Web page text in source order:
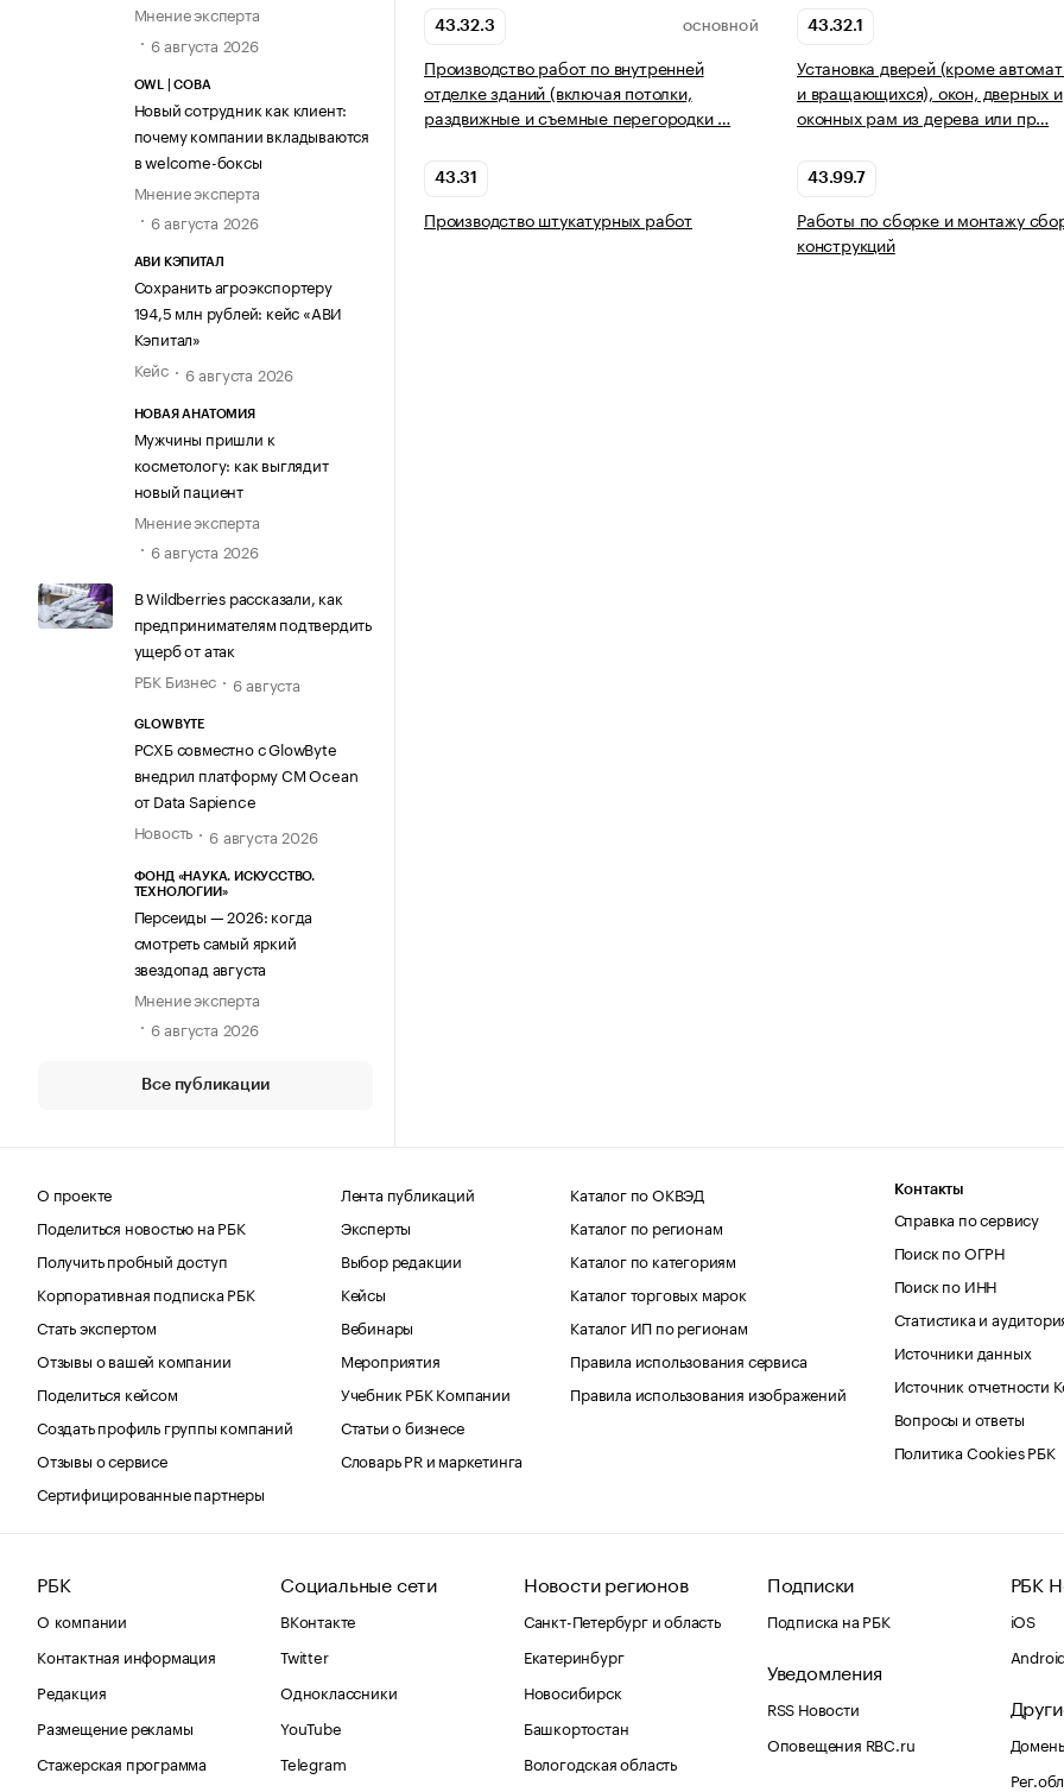
Мнение эксперта
6 августа 2026
OWL | СОВА
Новый сотрудник как клиент:
почему компании вкладываются
в welcome-боксы
Мнение эксперта
6 августа 2026
АВИ КЭПИТАЛ
Сохранить агроэкспортеру
194,5 млн рублей: кейс «АВИ
Кэпитал»
Кейс
6 августа 2026
НОВАЯ АНАТОМИЯ
Мужчины пришли к
косметологу: как выглядит
новый пациент
Мнение эксперта
6 августа 2026
В Wildberries рассказали, как
предпринимателям подтвердить
ущерб от атак
РБК Бизнес
6 августа
GLOWBYTE
РСХБ совместно с GlowByte
внедрил платформу CM Ocean
от Data Sapience
Новость
6 августа 2026
ФОНД «НАУКА. ИСКУССТВО.
ТЕХНОЛОГИИ»
Персеиды — 2026: когда
смотреть самый яркий
звездопад августа
Мнение эксперта
6 августа 2026
Все публикации
43.32.3 ОСНОВНОЙ
Производство работ по внутренней
отделке зданий (включая потолки,
раздвижные и съемные перегородки …
43.32.1
Установка дверей (кроме
и вращающихся), окон, дверных и
оконных рам из дерева или пр…
43.31
Производство штукатурных работ
43.99.7
Работы по сборке и монтажу
конструкций
О проекте
Поделиться новостью на РБК
Получить пробный доступ
Корпоративная подписка РБК
Стать экспертом
Отзывы о вашей компании
Поделиться кейсом
Создать профиль группы компаний
Отзывы о сервисе
Сертифицированные партнеры
Лента публикаций
Эксперты
Выбор редакции
Кейсы
Вебинары
Мероприятия
Учебник РБК Компании
Статьи о бизнесе
Словарь PR и маркетинга
Каталог по ОКВЭД
Каталог по регионам
Каталог по категориям
Каталог торговых марок
Каталог ИП по регионам
Правила использования сервиса
Правила использования изображений
Контакты
Справка по сервису
Поиск по ОГРН
Поиск по ИНН
Статистика и
Источники данных
Источник отчетности
Вопросы и ответы
Политика Cookies РБК
РБК
О компании
Контактная информация
Редакция
Размещение рекламы
Стажерская программа
Социальные сети
ВКонтакте
Twitter
Одноклассники
YouTube
Telegram
Новости регионов
Санкт-Петербург и область
Екатеринбург
Новосибирск
Башкортостан
Вологодская область
Подписки
Подписка на РБК
Уведомления
RSS Новости
Оповещения RBC.ru
РБК
iOS